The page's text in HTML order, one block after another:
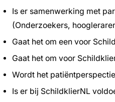
Is er samenwerking met
(Onderzoekers,
Gaat het om een voor
Gaat het om voor
Wordt het
Is er bij SchildklierNL